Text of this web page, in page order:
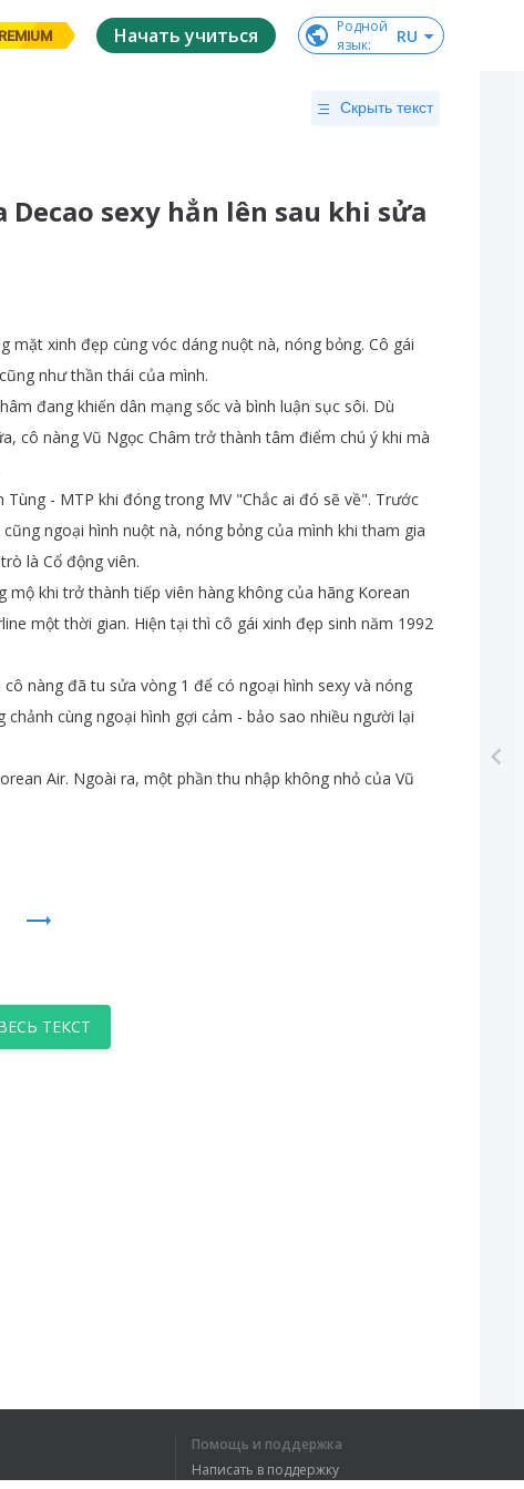
Начать учиться
Родной
язык: RU
Скрыть текст
sexy hẳn lên sau khi sửa
mặt xinh đẹp cùng vóc dáng nuột nà, nóng bỏng. Cô gái
cũng như thần thái của mình.
đang khiến dân mạng sốc và bình luận sục sôi. Dù
, cô nàng Vũ Ngọc Châm trở thành tâm điểm chú ý khi mà
Tùng - MTP khi đóng trong MV"Chắc ai đó sẽ về". Trước
cũng ngoại hình nuột nà, nóng bỏng của mình khi tham gia
trò là Cổ động viên.
mộ khi trở thành tiếp viên hàng không của hãng Korean
một thời gian. Hiện tại thì cô gái xinh đẹp sinh năm 1992
cô nàng đã tu sửa vòng 1 để có ngoại hình sexy và nóng
chảnh cùng ngoại hình gợi cảm - bảo sao nhiều người lại
Air. Ngoài ra, một phần thu nhập không nhỏ của Vũ
ТЕКСТ
Помощь и поддержка
Написать в поддержку